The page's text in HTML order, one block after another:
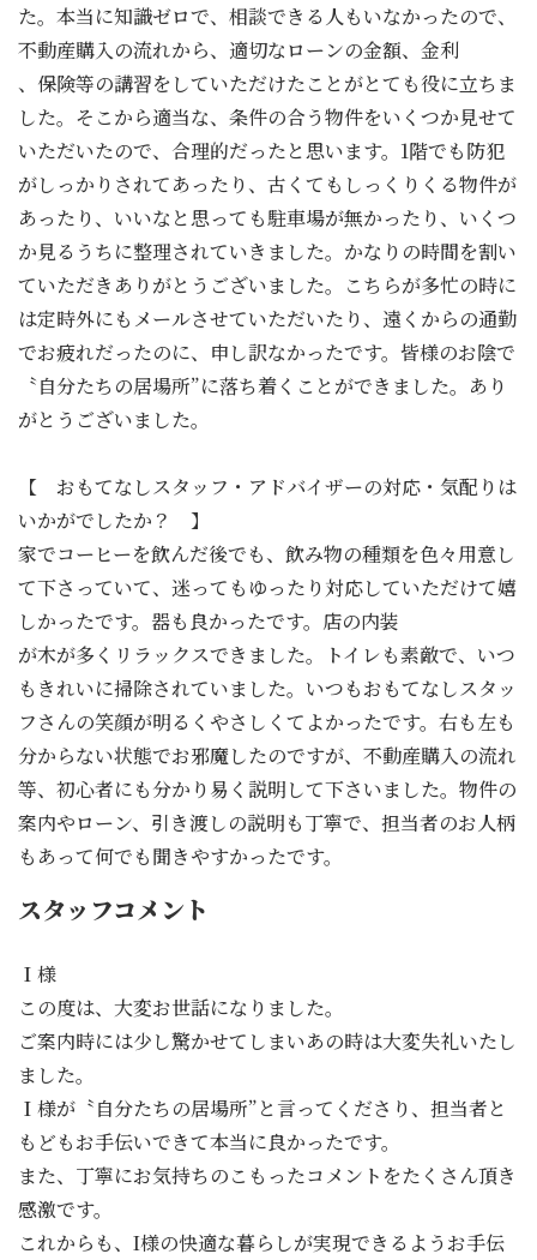
た。本当に知識ゼロで、相談できる人もいなかったので、
不動産購入の流れから、適切なローンの金額、金利
、保険等の講習をしていただけたことがとても役に立ちま
した。そこから適当な、条件の合う物件をいくつか見せて
いただいたので、合理的だったと思います。1階でも防犯
がしっかりされてあったり、古くてもしっくりくる物件が
あったり、いいなと思っても駐車場が無かったり、いくつ
か見るうちに整理されていきました。かなりの時間を割い
ていただきありがとうございました。こちらが多忙の時に
は定時外にもメールさせていただいたり、遠くからの通勤
でお疲れだったのに、申し訳なかったです。皆様のお陰で
〝自分たちの居場所”に落ち着くことができました。あり
がとうございました。
【 おもてなしスタッフ・アドバイザーの対応・気配りは
いかがでしたか？ 】
家でコーヒーを飲んだ後でも、飲み物の種類を色々用意し
て下さっていて、迷ってもゆったり対応していただけて嬉
しかったです。器も良かったです。店の内装
が木が多くリラックスできました。トイレも素敵で、いつ
もきれいに掃除されていました。いつもおもてなしスタッ
フさんの笑顔が明るくやさしくてよかったです。右も左も
分からない状態でお邪魔したのですが、不動産購入の流れ
等、初心者にも分かり易く説明して下さいました。物件の
案内やローン、引き渡しの説明も丁寧で、担当者のお人柄
もあって何でも聞きやすかったです。
スタッフコメント
Ｉ様
この度は、大変お世話になりました。
ご案内時には少し驚かせてしまいあの時は大変失礼いたし
ました。
Ｉ様が〝自分たちの居場所”と言ってくださり、担当者と
もどもお手伝いできて本当に良かったです。
また、丁寧にお気持ちのこもったコメントをたくさん頂き
感激です。
これからも、I様の快適な暮らしが実現できるようお手伝